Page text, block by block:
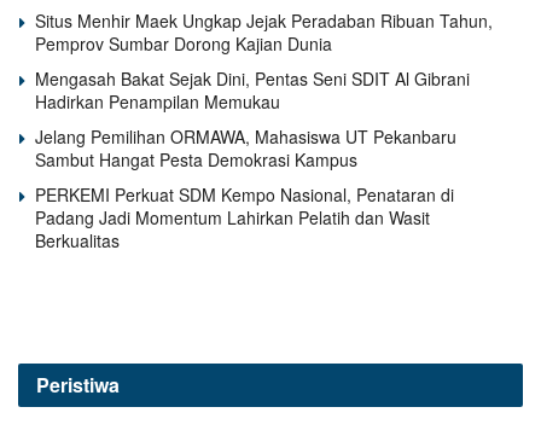
Situs Menhir Maek Ungkap Jejak Peradaban Ribuan Tahun,
Pemprov Sumbar Dorong Kajian Dunia
Mengasah Bakat Sejak Dini, Pentas Seni SDIT Al Gibrani
Hadirkan Penampilan Memukau
Jelang Pemilihan ORMAWA, Mahasiswa UT Pekanbaru
Sambut Hangat Pesta Demokrasi Kampus
PERKEMI Perkuat SDM Kempo Nasional, Penataran di
Padang Jadi Momentum Lahirkan Pelatih dan Wasit
Berkualitas
Peristiwa